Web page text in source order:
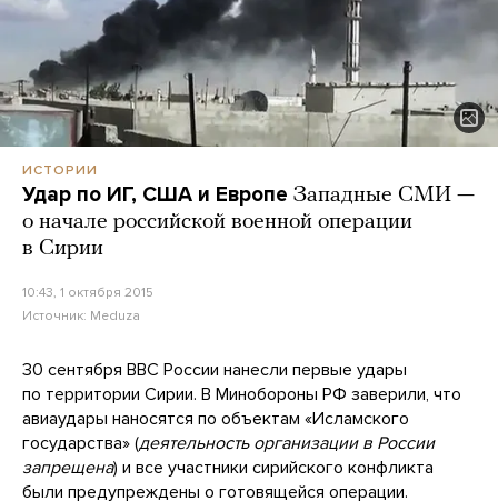
ИСТОРИИ
Удар по ИГ, США и Европе Западные СМИ —
о начале российской военной операции
в Сирии
10:43, 1 октября 2015
Источник: Meduza
30 сентября ВВС России нанесли первые удары
по территории Сирии. В Минобороны РФ заверили, что
авиаудары наносятся по объектам «Исламского
государства» (деятельность организации в России
запрещена) и все участники сирийского конфликта
были предупреждены о готовящейся операции.